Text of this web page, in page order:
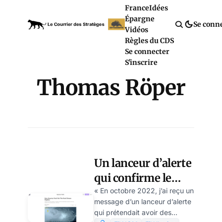
FranceIdées
Épargne
Vidéos
Règles du CDS
Se connecter
S'inscrire
Se
Thomas Röper
Un lanceur d’alerte
qui confirme le
récit de Seymour
Hersh sur
« En octobre 2022, j’ai reçu un
message d’un lanceur d’alerte
qui prétendait avoir des